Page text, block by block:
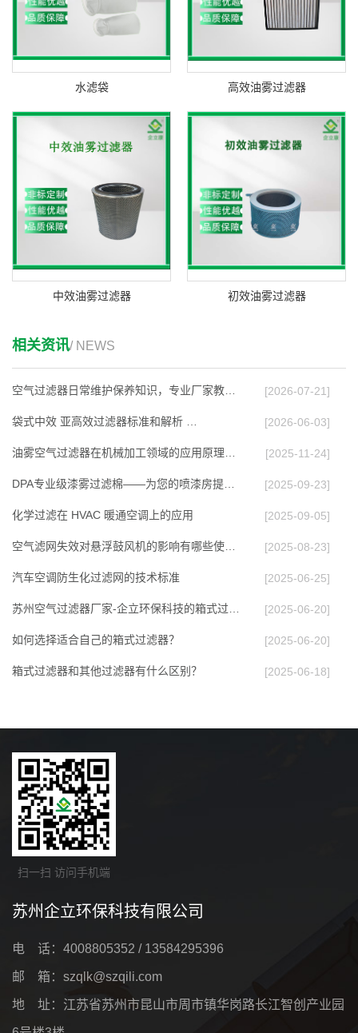
水滤袋 高效油雾过滤器
中效油雾过滤器 初效油雾过滤器
相关资讯/ NEWS
[2026-07-21]
袋式中效 亚高效过滤器标准和解析 … [2026-06-03]
[2025-11-24]
[2025-09-23]
化学过滤在 HVAC 暖通空调上的应⽤ [2025-09-05]
[2025-08-23]
汽车空调防生化过滤网的技术标准 [2025-06-25]
[2025-06-20]
如何选择适合自己的箱式过滤器？ [2025-06-20]
箱式过滤器和其他过滤器有什么区别？ [2025-06-18]
扫一扫 访问手机端
苏州企立环保科技有限公司
电 话：4008805352 / 13584295396
邮 箱：szqlk@szqili.com
地 址：江苏省苏州市昆山市周市镇华岗路长江智创产业园